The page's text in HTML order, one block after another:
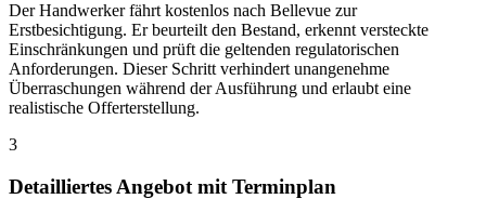
Der Handwerker fährt kostenlos nach Bellevue zur
Erstbesichtigung. Er beurteilt den Bestand, erkennt versteckte
Einschränkungen und prüft die geltenden regulatorischen
Anforderungen. Dieser Schritt verhindert unangenehme
Überraschungen während der Ausführung und erlaubt eine
realistische Offerterstellung.
3
Detailliertes Angebot mit Terminplan